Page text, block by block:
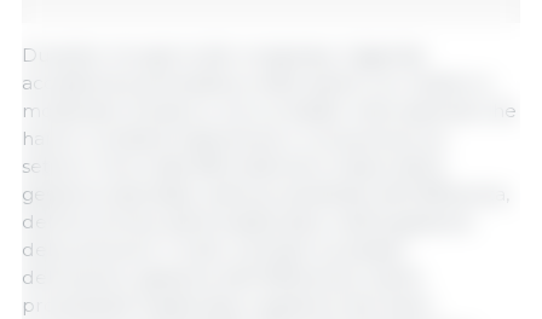
Durante i tre giorni del congresso, l'agenda
accademica prevedeva undici panel con relatori e
moderatori di spicco, tra cui leader internazionali che
hanno condiviso esperienze e conoscenze sul
settore. Sono stati affrontati temi chiave della
gestione aziendale, della produttività, dell'efficienza,
dell'economia, della leadership e della gestione
delle persone. Il tutto centrato sui pilastri
dell'evento: gestione dell'efficienza e della
produttività, leadership e gestione del team,